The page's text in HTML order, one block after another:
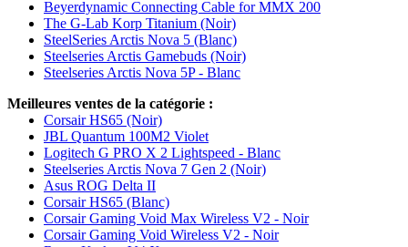
Beyerdynamic Connecting Cable for MMX 200
The G-Lab Korp Titanium (Noir)
SteelSeries Arctis Nova 5 (Blanc)
Steelseries Arctis Gamebuds (Noir)
Steelseries Arctis Nova 5P - Blanc
Meilleures ventes de la catégorie :
Corsair HS65 (Noir)
JBL Quantum 100M2 Violet
Logitech G PRO X 2 Lightspeed - Blanc
Steelseries Arctis Nova 7 Gen 2 (Noir)
Asus ROG Delta II
Corsair HS65 (Blanc)
Corsair Gaming Void Max Wireless V2 - Noir
Corsair Gaming Void Wireless V2 - Noir